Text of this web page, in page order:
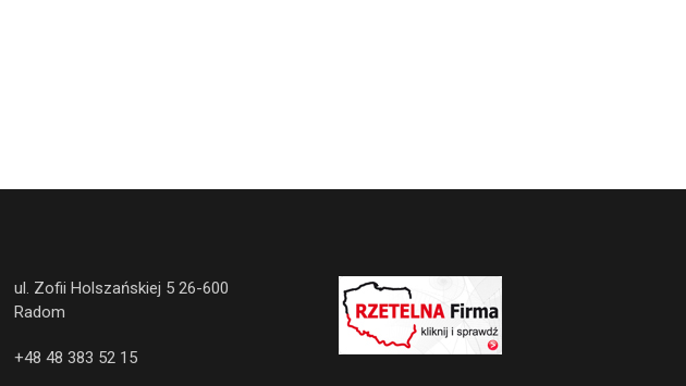
ul. Zofii Holszańskiej 5 26-600
Radom
+48 48 383 52 15